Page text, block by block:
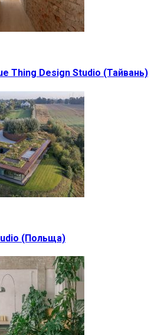
Thing Design Studio (Тайвань)
(Польща)